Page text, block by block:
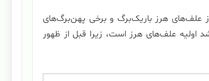
هرز باریک‌برگ و برخی پهن‌برگ‌های
اولیه علف‌های هرز است، زیرا قبل از ظهور